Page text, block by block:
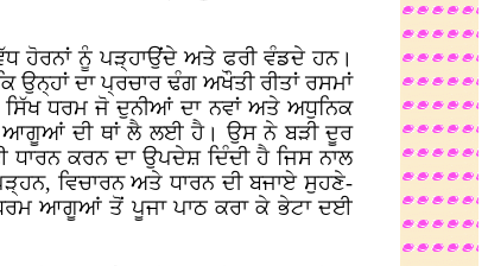
ਹੋਰਨਾਂ ਨੂੰ ਪੜ੍ਹਾਉਂਦੇ ਅਤੇ ਫਰੀ ਵੰਡਦੇ ਹਨ।
ਦਾ ਪ੍ਰਚਾਰ ਢੰਗ ਅਖੌਤੀ ਰੀਤਾਂ ਰਸਮਾਂ
ਧਰਮ ਜੋ ਦੁਨੀਆਂ ਦਾ ਨਵਾਂ ਅਤੇ ਅਧੁਨਿਕ
ਆਗੂਆਂ ਦੀ ਥਾਂ ਲੈ ਲਈ ਹੈ। ਉਸ ਨੇ ਬੜੀ ਦੂਰ
ਕਰਨ ਦਾ ਉਪਦੇਸ਼ ਦਿੰਦੀ ਹੈ ਜਿਸ ਨਾਲ
ਵਿਚਾਰਨ ਅਤੇ ਧਾਰਨ ਦੀ ਬਜਾਏ ਸੁਹਣੇ-
ਧਰਮ ਆਗੂਆਂ ਤੋਂ ਪੂਜਾ ਪਾਠ ਕਰਾ ਕੇ ਭੇਟਾ ਦਈ